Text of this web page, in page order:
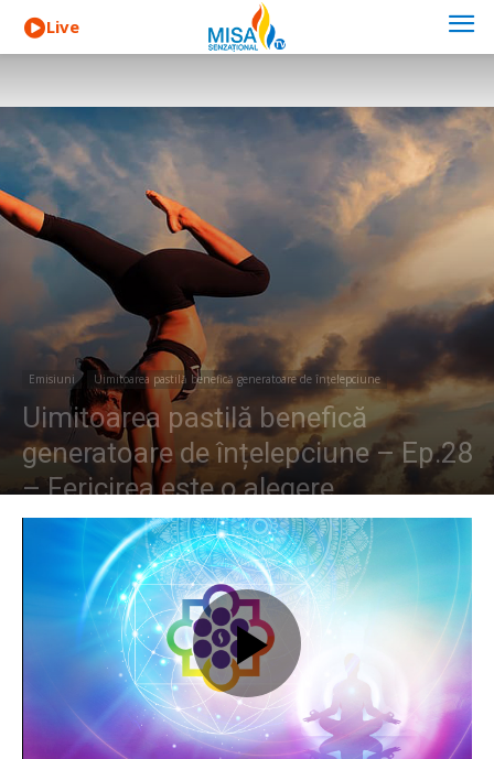
Live
Emisiuni Uimitoarea pastilă benefică generatoare de înțelepciune
Uimitoarea pastilă benefică
generatoare de înțelepciune – Ep.28
– Fericirea este o alegere